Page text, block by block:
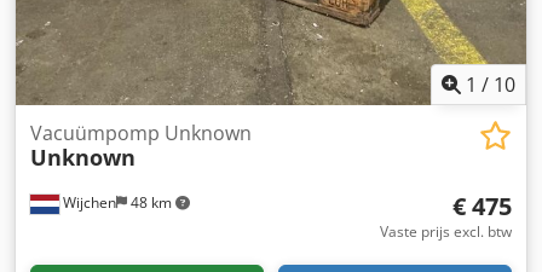
1 / 10
Wijchen 48 km
Vacuümpomp Unknown
Unknown
€ 475
Vaste prijs excl. btw